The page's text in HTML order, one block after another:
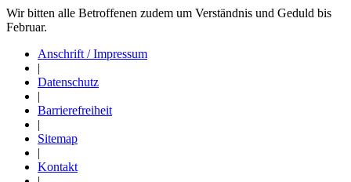
Wir bitten alle Betroffenen zudem um Verständnis und Geduld bis
Februar.
Anschrift / Impressum
|
Datenschutz
|
Barrierefreiheit
|
Sitemap
|
Kontakt